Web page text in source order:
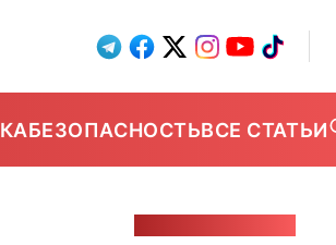
БЕЗОПАСНОСТЬВСЕ СТАТЬИ